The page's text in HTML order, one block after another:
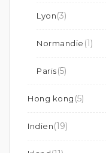
Lyon(3)
Normandie (1)
Paris(5)
Hong kong (5)
Indien(19)